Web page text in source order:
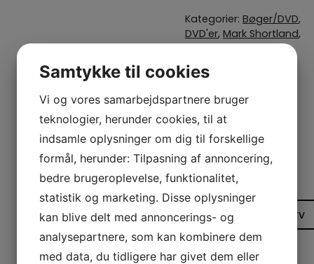
Kategorier: Bøger/DVD,
DVD'er, Mark Shortland,
295,00kr.
99,00
På lager- Sendes
inden for 1-2
arbejdsdage
–
and
off
stage
-
+
Tilføj til kurv
Samtykke til cookies
Vi og vores samarbejdspartnere bruger
teknologier, herunder cookies, til at
indsamle oplysninger om dig til forskellige
formål, herunder: Tilpasning af annoncering,
bedre brugeroplevelse, funktionalitet,
statistik og marketing. Disse oplysninger
kan blive delt med annoncerings- og
analysepartnere, som kan kombinere dem
med data, du tidligere har givet dem eller